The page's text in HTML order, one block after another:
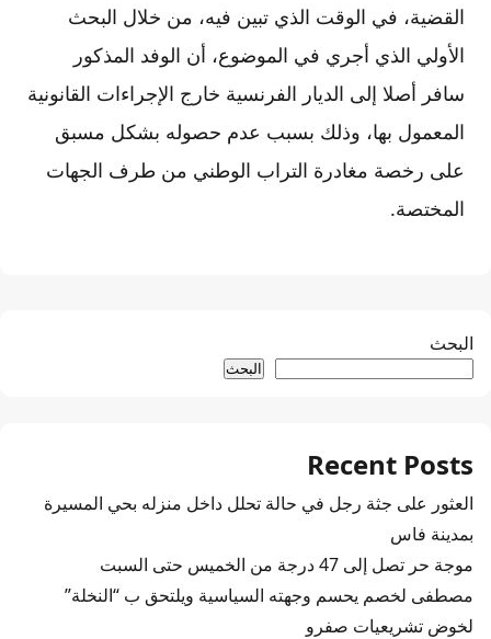
القضية، في الوقت الذي تبين فيه، من خلال البحث
الأولي الذي أجري في الموضوع، أن الوفد المذكور
سافر أصلا إلى الديار الفرنسية خارج الإجراءات القانونية
المعمول بها، وذلك بسبب عدم حصوله بشكل مسبق
على رخصة مغادرة التراب الوطني من طرف الجهات
المختصة.
البحث
البحث
Recent Posts
العثور على جثة رجل في حالة تحلل داخل منزله بحي المسيرة
بمدينة فاس
موجة حر تصل إلى 47 درجة من الخميس حتى السبت
مصطفى لخصم يحسم وجهته السياسية ويلتحق ب “النخلة”
لخوض تشريعيات صفرو